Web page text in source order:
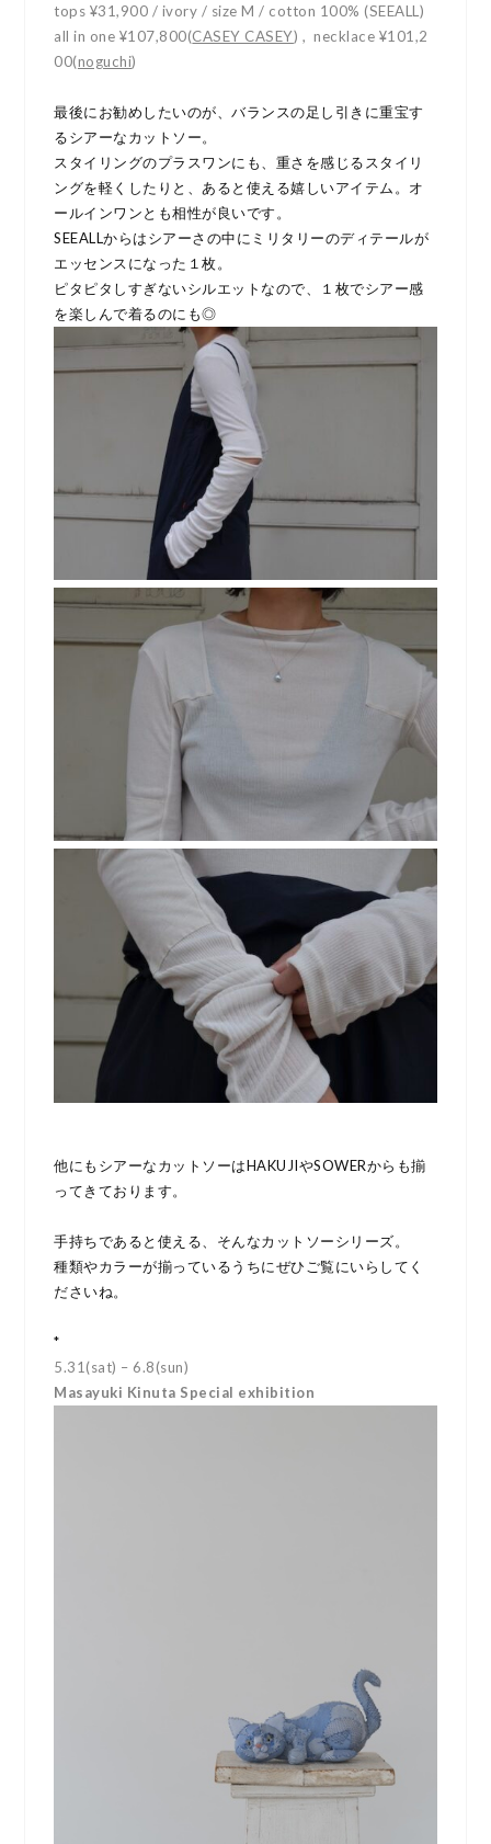
tops ¥31,900 / ivory / size M / cotton 100% (SEEALL)
all in one ¥107,800(CASEY CASEY) , necklace ¥101,2
00(noguchi)
最後にお勧めしたいのが、バランスの足し引きに重宝す
るシアーなカットソー。
スタイリングのプラスワンにも、重さを感じるスタイリ
ングを軽くしたりと、あると使える嬉しいアイテム。オ
ールインワンとも相性が良いです。
SEEALLからはシアーさの中にミリタリーのディテールが
エッセンスになった１枚。
ピタピタしすぎないシルエットなので、１枚でシアー感
を楽しんで着るのにも◎
他にもシアーなカットソーはHAKUJIやSOWERからも揃
ってきております。
手持ちであると使える、そんなカットソーシリーズ。
種類やカラーが揃っているうちにぜひご覧にいらしてく
ださいね。
*
5.31(sat) – 6.8(sun)
Masayuki Kinuta Special exhibition